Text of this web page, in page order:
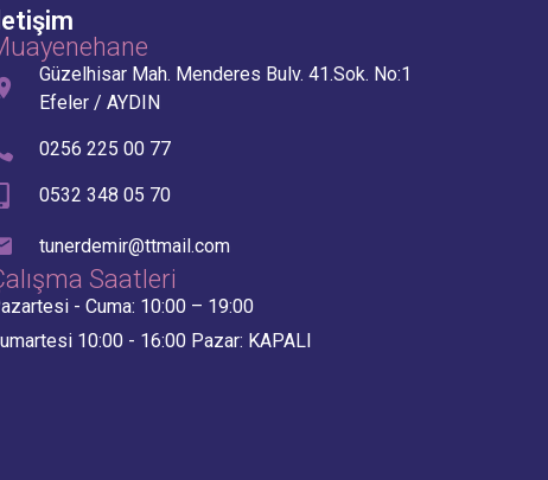
Güzelhisar Mah. Menderes Bulv. 41.Sok. No:1
Efeler / AYDIN
0256 225 00 77
0532 348 05 70
tunerdemir@ttmail.com
Saatleri
- Cuma: 10:00 – 19:00
10:00 - 16:00 Pazar: KAPALI